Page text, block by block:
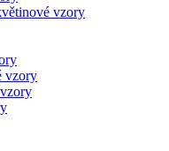
vzory
vzory